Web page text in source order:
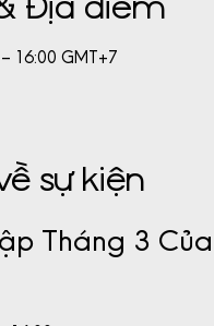
16:00 GMT+7
sự kiện
Tháng 3